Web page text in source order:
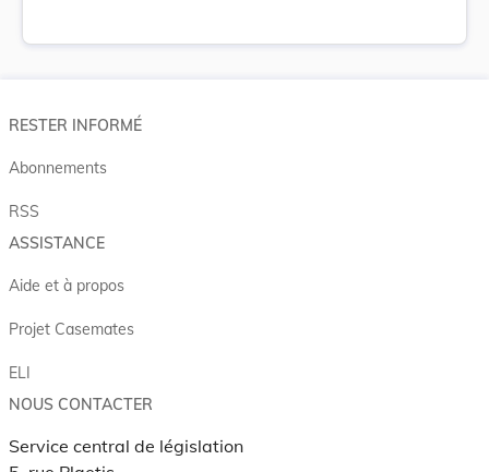
RESTER INFORMÉ
Abonnements
RSS
ASSISTANCE
Aide et à propos
Projet Casemates
ELI
NOUS CONTACTER
Service central de législation